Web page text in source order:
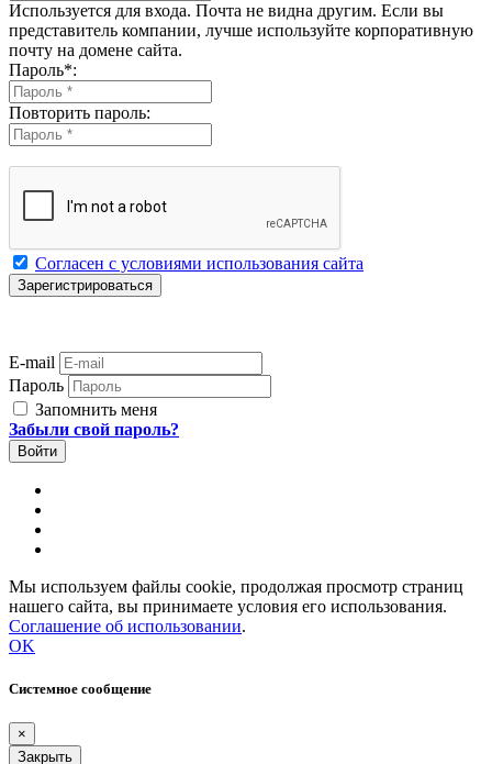
Используется для входа. Почта не видна другим. Если вы
представитель компании, лучше используйте корпоративную
почту на домене сайта.
Пароль*:
Повторить пароль:
Согласен с условиями использования сайта
E-mail
Пароль
Запомнить меня
Забыли свой пароль?
Мы используем файлы cookie, продолжая просмотр страниц
нашего сайта, вы принимаете условия его использования.
Соглашение об использовании.
OK
Системное сообщение
×
Закрыть